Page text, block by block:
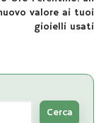
valore ai tuoi
gioielli usati
Cerca